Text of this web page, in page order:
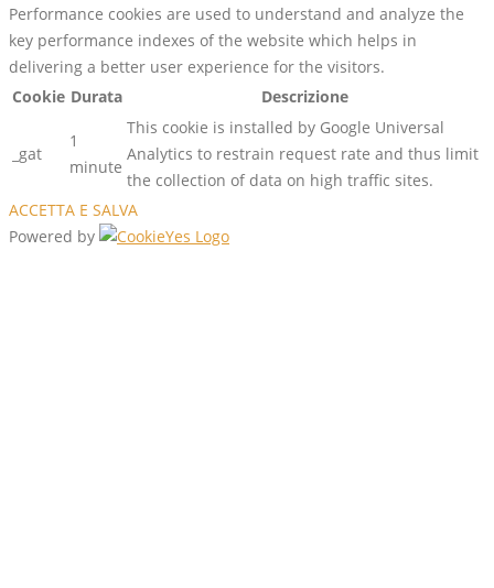
Performance cookies are used to understand and analyze the
key performance indexes of the website which helps in
delivering a better user experience for the visitors.
Cookie Durata Descrizione
_gat
1
minute
This cookie is installed by Google Universal
Analytics to restrain request rate and thus limit
the collection of data on high traffic sites.
ACCETTA E SALVA
Powered by